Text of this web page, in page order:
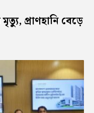
প্রাণহানি বেড়ে